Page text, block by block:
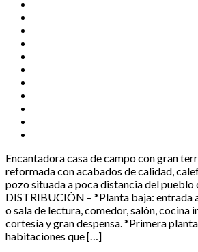
Encantadora casa de campo con gran
reformada con acabados de calidad,
pozo situada a poca distancia del pueblo
DISTRIBUCIÓN – *Planta baja: entrada
o sala de lectura, comedor, salón, cocina
cortesía y gran despensa. *Primera
habitaciones que […]